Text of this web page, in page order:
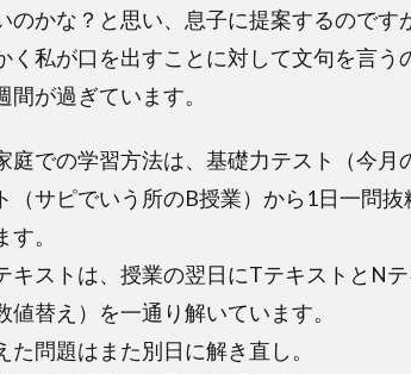
のかな？と思い、息子に提案するのです
く私が口を出すことに対して文句を言
間が過ぎています。
庭での学習方法は、基礎力テスト（今
（サピでいう所のB授業）から1日一問
す。
キストは、授業の翌日にTテキストとN
値替え）を一通り解いています。
た問題はまた別日に解き直し。